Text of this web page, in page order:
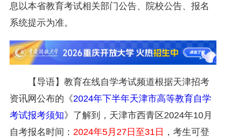
息以本省教育考试相关部门公告、院校公告、报名
系统提示为准。
【导语】教育在线自学考试频道根据天津招考
资讯网公布的《2024年下半年天津市高等教育自学
考试报考须知》了解到， 天津市西青区 2024年10月
自考报名时间：2024年5月27日至31日 ，考生可登